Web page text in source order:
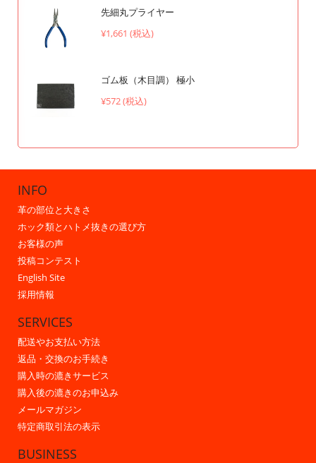
先細丸プライヤー
¥1,661 (税込)
ゴム板（木目調） 極小
¥572 (税込)
INFO
革の部位と大きさ
ホック類とハトメ抜きの選び方
お客様の声
投稿コンテスト
English Site
採用情報
SERVICES
配送やお支払い方法
返品・交換のお手続き
購入時の漉きサービス
購入後の漉きのお申込み
メールマガジン
特定商取引法の表示
BUSINESS